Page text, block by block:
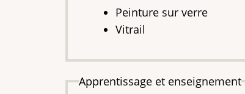
Peinture sur verre
Vitrail
Apprentissage et enseignement